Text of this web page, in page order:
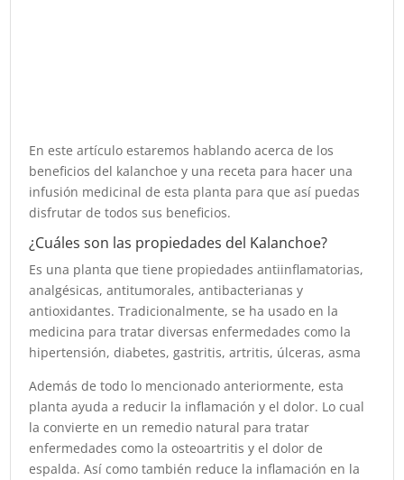
En este artículo estaremos hablando acerca de los
beneficios del kalanchoe y una receta para hacer una
infusión medicinal de esta planta para que así puedas
disfrutar de todos sus beneficios.
¿Cuáles son las propiedades del Kalanchoe?
Es una planta que tiene propiedades antiinflamatorias,
analgésicas, antitumorales, antibacterianas y
antioxidantes. Tradicionalmente, se ha usado en la
medicina para tratar diversas enfermedades como la
hipertensión, diabetes, gastritis, artritis, úlceras, asma
Además de todo lo mencionado anteriormente, esta
planta ayuda a reducir la inflamación y el dolor. Lo cual
la convierte en un remedio natural para tratar
enfermedades como la osteoartritis y el dolor de
espalda. Así como también reduce la inflamación en la